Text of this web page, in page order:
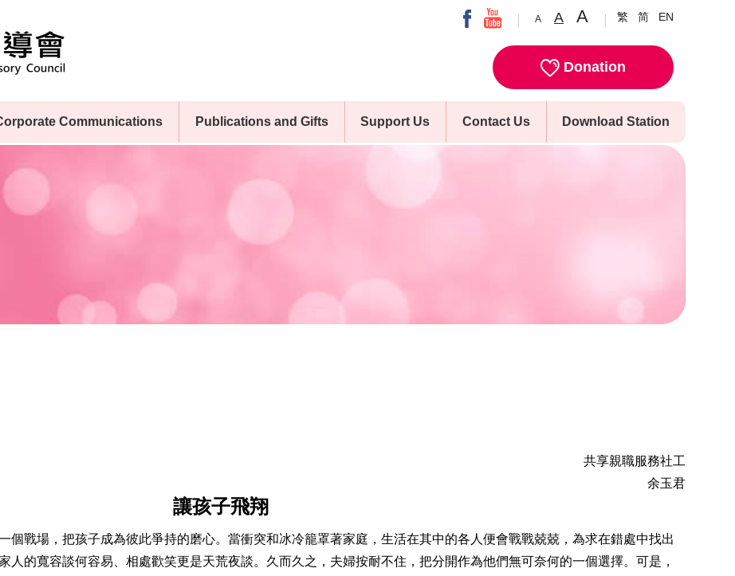
A A A 繁 简 EN
Donation
Communications Publications and Gifts Support Us Contact Us Download Station
共享親職服務社工
余玉君
讓孩子飛翔
戰場，把孩子成為彼此爭持的磨心。當衝突和冰冷籠罩著家庭，生活在其中的各人便會戰戰兢兢，為求在錯處中找出
人的寬容談何容易、相處歡笑更是天荒夜談。久而久之，夫婦按耐不住，把分開作為他們無可奈何的一個選擇。可是，